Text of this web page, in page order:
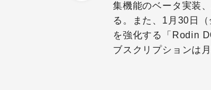
集機能のベータ実装
る。また、1月30日
を強化する「Rodin
ブスクリプションは